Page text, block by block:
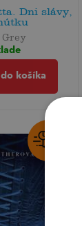
Dni slávy,
košíka